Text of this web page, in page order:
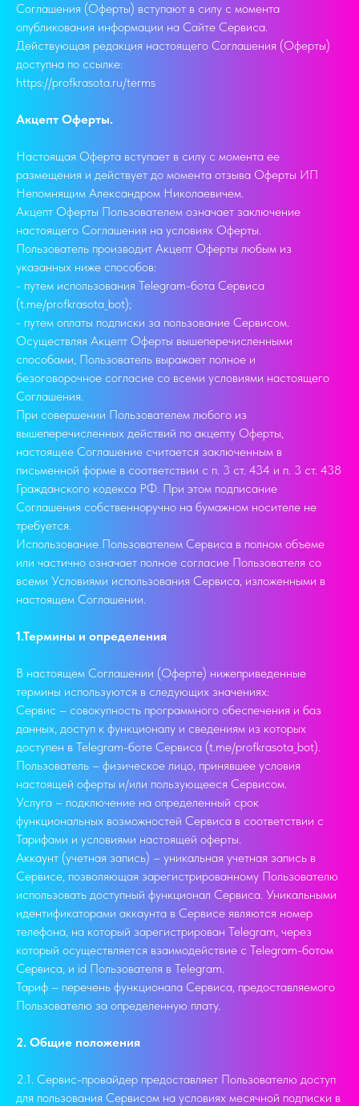
Соглашения (Оферты) вступают в силу с момента
опубликования информации на Сайте Сервиса.
Действующая редакция настоящего Соглашения (Оферты)
доступна по ссылке:
https://profkrasota.ru/terms
Акцепт Оферты.
Настоящая Оферта вступает в силу с момента ее
размещения и действует до момента отзыва Оферты ИП
Непомнящим Александром Николаевичем.
Акцепт Оферты Пользователем означает заключение
настоящего Соглашения на условиях Оферты.
Пользователь производит Акцепт Оферты любым из
указанных ниже способов:
- путем использования Telegram-бота Сервиса
(t.me/profkrasota_bot);
- путем оплаты подписки за пользование Сервисом.
Осуществляя Акцепт Оферты вышеперечисленными
способами, Пользователь выражает полное и
безоговорочное согласие со всеми условиями настоящего
Соглашения.
При совершении Пользователем любого из
вышеперечисленных действий по акцепту Оферты,
настоящее Соглашение считается заключенным в
письменной форме в соответствии с п. 3 ст. 434 и п. 3 ст. 438
Гражданского кодекса РФ. При этом подписание
Соглашения собственноручно на бумажном носителе не
требуется.
Использование Пользователем Сервиса в полном объеме
или частично означает полное согласие Пользователя со
всеми Условиями использования Сервиса, изложенными в
настоящем Соглашении.
1.Термины и определения
В настоящем Соглашении (Оферте) нижеприведенные
термины используются в следующих значениях:
Сервис – совокупность программного обеспечения и баз
данных, доступ к функционалу и сведениям из которых
доступен в Telegram-боте Сервиса (t.me/profkrasota_bot).
Пользователь – физическое лицо, принявшее условия
настоящей оферты и/или пользующееся Сервисом.
Услуга – подключение на определенный срок
функциональных возможностей Сервиса в соответствии с
Тарифами и условиями настоящей оферты.
Аккаунт (учетная запись) – уникальная учетная запись в
Сервисе, позволяющая зарегистрированному Пользователю
использовать доступный функционал Сервиса. Уникальными
идентификаторами аккаунта в Сервисе являются номер
телефона, на который зарегистрирован Telegram, через
который осуществляется взаимодействие с Telegram-ботом
Сервиса, и id Пользователя в Telegram.
Тариф – перечень функционала Сервиса, предоставляемого
Пользователю за определенную плату.
2. Общие положения
2.1. Сервис-провайдер предоставляет Пользователю доступ
для пользования Сервисом на условиях месячной подписки в